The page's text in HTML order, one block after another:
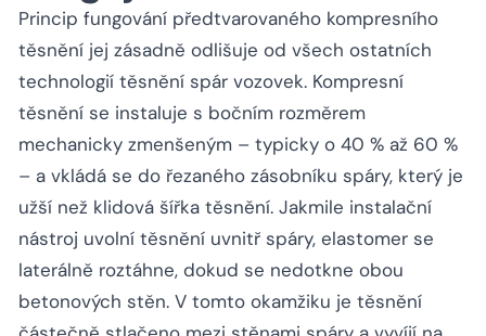
Princip fungování předtvarovaného kompresního
těsnění jej zásadně odlišuje od všech ostatních
technologií těsnění spár vozovek. Kompresní
těsnění se instaluje s bočním rozměrem
mechanicky zmenšeným – typicky o 40 % až 60 %
– a vkládá se do řezaného zásobníku spáry, který je
užší než klidová šířka těsnění. Jakmile instalační
nástroj uvolní těsnění uvnitř spáry, elastomer se
laterálně roztáhne, dokud se nedotkne obou
betonových stěn. V tomto okamžiku je těsnění